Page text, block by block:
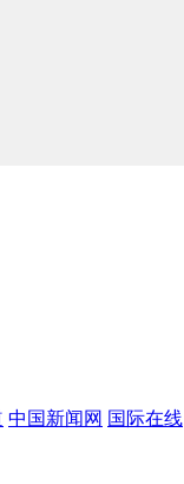
中国新闻网 国际在线